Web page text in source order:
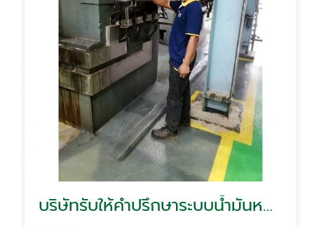
บริษัทรับให้คำปรึกษาระบบน้ำมันหล่อลื่นโรงงาน